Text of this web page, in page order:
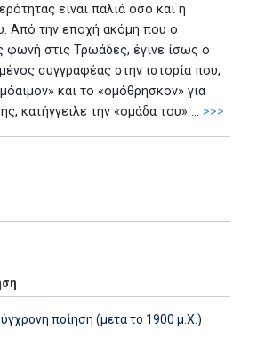
είναι παλιά όσο και η
Από την εποχή ακόμη που ο
φωνή στις Τρωάδες, έγινε ίσως ο
συγγραφέας στην ιστορία που,
και το «ομόθρησκον» για
κατήγγειλε την «ομάδα του» ... >>>
ποίηση (μετα το 1900 μ.Χ.)